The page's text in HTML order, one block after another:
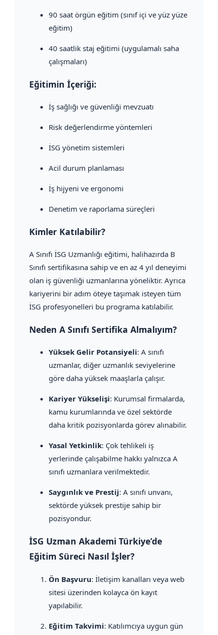
90 saat örgün eğitim (sınıf içi ve yüz yüze
eğitim)
40 saatlik staj eğitimi (uygulamalı saha
çalışmaları)
Eğitimin İçeriği:
İş sağlığı ve güvenliği mevzuatı
Risk değerlendirme yöntemleri
İSG yönetim sistemleri
Acil durum planlaması
İş hijyeni ve ergonomi
Denetim ve raporlama süreçleri
Kimler Katılabilir?
A Sınıfı İSG Uzmanlığı eğitimi, halihazırda B
Sınıfı sertifikasına sahip ve en az 4 yıl deneyimi
olan iş güvenliği uzmanlarına yöneliktir. Ayrıca
kariyerini bir adım öteye taşımak isteyen tüm
İSG profesyonelleri bu programa katılabilir.
Neden A Sınıfı Sertifika Almalıyım?
Yüksek Gelir Potansiyeli: A sınıfı
uzmanlar, diğer uzmanlık seviyelerine
göre daha yüksek maaşlarla çalışır.
Kariyer Yükselişi: Kurumsal firmalarda,
kamu kurumlarında ve özel sektörde
daha kritik pozisyonlarda görev alınabilir.
Yasal Yetkinlik: Çok tehlikeli iş
yerlerinde çalışabilme hakkı yalnızca A
sınıfı uzmanlara verilmektedir.
Saygınlık ve Prestij: A sınıfı unvanı,
sektörde yüksek prestije sahip bir
pozisyondur.
İSG Uzman Akademi Türkiye’de
Eğitim Süreci Nasıl İşler?
Ön Başvuru: İletişim kanalları veya web
sitesi üzerinden kolayca ön kayıt
yapılabilir.
Eğitim Takvimi: Katılımcıya uygun gün